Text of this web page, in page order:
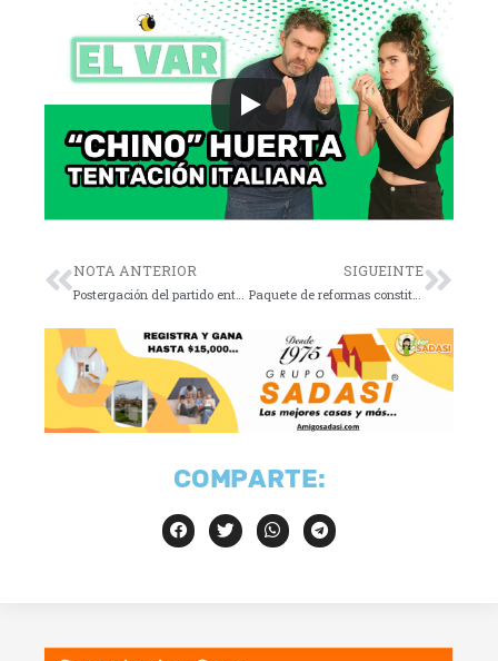
NOTA ANTERIOR SIGUEINTE
Paquete de reformas constitucionales de AMLO
COMPARTE: